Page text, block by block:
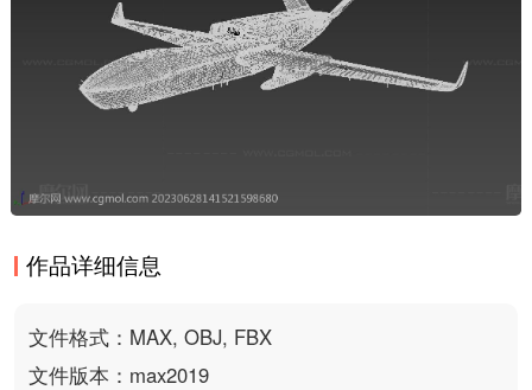
作品详细信息
文件格式：MAX, OBJ, FBX
文件版本：max2019